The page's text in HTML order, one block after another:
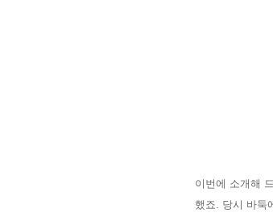
이번에 소개해
했죠. 당시 바둑